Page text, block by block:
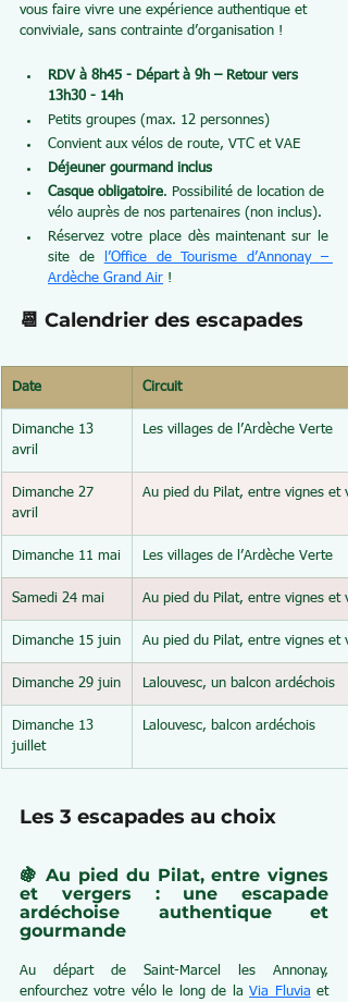
vous faire vivre une expérience authentique et
conviviale, sans contrainte d’organisation !
RDV à 8h45 - Départ à 9h – Retour vers
13h30 - 14h
Petits groupes (max. 12 personnes)
Convient aux vélos de route, VTC et VAE
Déjeuner gourmand inclus
Casque obligatoire. Possibilité de location de
vélo auprès de nos partenaires (non inclus).
Réservez votre place dès maintenant sur le
site de
l’Office de Tourisme d’Annonay –
Ardèche Grand Air !
📆 Calendrier des escapades
Date Circuit
Dimanche 13
avril
Les villages de l’Ardèche Verte
Dimanche 27
avril
Au pied du Pilat, entre vignes et
Dimanche 11 mai Les villages de l’Ardèche Verte
Samedi 24 mai Au pied du Pilat, entre vignes et
Dimanche 15 juin Au pied du Pilat, entre vignes et
Dimanche 29 juin Lalouvesc, un balcon ardéchois
Dimanche 13
juillet
Lalouvesc, balcon ardéchois
Les 3 escapades au choix
🍇 Au pied du Pilat, entre vignes
et vergers : une escapade
ardéchoise authentique et
gourmande
Au départ de Saint-Marcel les Annonay,
enfourchez votre vélo le long de la Via Fluvia et